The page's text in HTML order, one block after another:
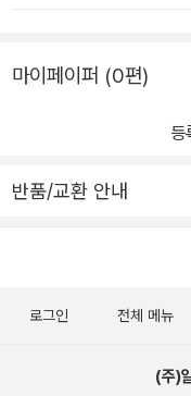
적으로도 흔치 않은 나
감주나무가 군락을 이루
를 밝혀내는 데 이 숲은 중요한 의미
대함을 읽어내는 부분도
저자는 ‘나무들의 무덤’,
의 모습에 가슴 아파한
인간의 이기(利己)를 반
전하며 숲은 인간과 자연
목이 군락을 이루고 있고,
구성되어 있다는 통념을
무와 꽃들도 담겨있다.
우산나물, 길을 따라 쭉 늘
지 그동안 스치고 지나
이 피어나는 한겨울까지
마이페이퍼 (0편)
등
반품/교환 안내
로그인 전체 메뉴
(주)